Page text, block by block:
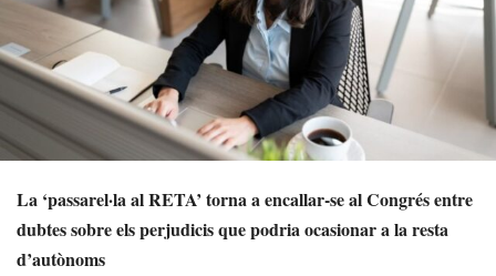
La ‘passarel·la al RETA’ torna a encallar-se al Congrés entre
dubtes sobre els perjudicis que podria ocasionar a la resta
d’autònoms